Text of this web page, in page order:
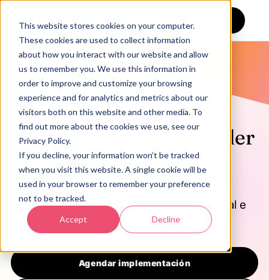
This website stores cookies on your computer.
These cookies are used to collect information
about how you interact with our website and allow
us to remember you. We use this information in
order to improve and customize your browsing
experience and for analytics and metrics about our
visitors both on this website and other media. To
find out more about the cookies we use, see our
Privacy Policy.
If you decline, your information won’t be tracked
when you visit this website. A single cookie will be
used in your browser to remember your preference
not to be tracked.
Accept Decline
Implementación de
HubSpot que hace vender
a tu empresa.
Convertimos tu CRM en un sistema de
generación de demanda con estrategia real e
IA: más ventas, menos costo de operarlas.
Agendar implementación